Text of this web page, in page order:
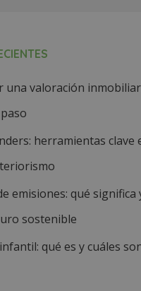
una valoración
herramientas clave
emisiones: qué significa
sostenible
qué es y cuáles